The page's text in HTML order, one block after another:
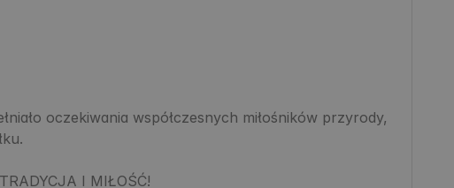
oczekiwania współczesnych miłośników przyrody,
I MIŁOŚĆ!